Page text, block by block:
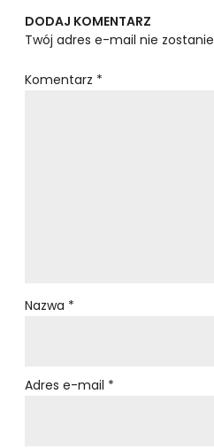
DODAJ KOMENTARZ
Twój adres e-mail nie
Komentarz *
Nazwa *
Adres e-mail *